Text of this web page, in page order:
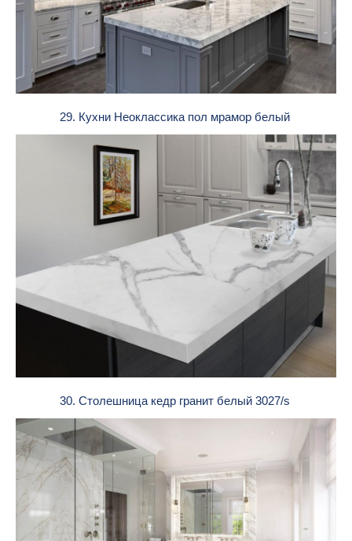
29. Кухни Неоклассика пол мрамор белый
30. Столешница кедр гранит белый 3027/s